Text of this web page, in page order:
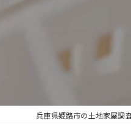
地目変
兵庫県姫路市の土地家屋調